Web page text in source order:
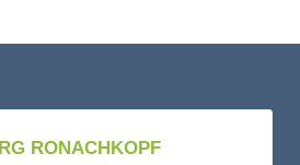
RONACHKOPF